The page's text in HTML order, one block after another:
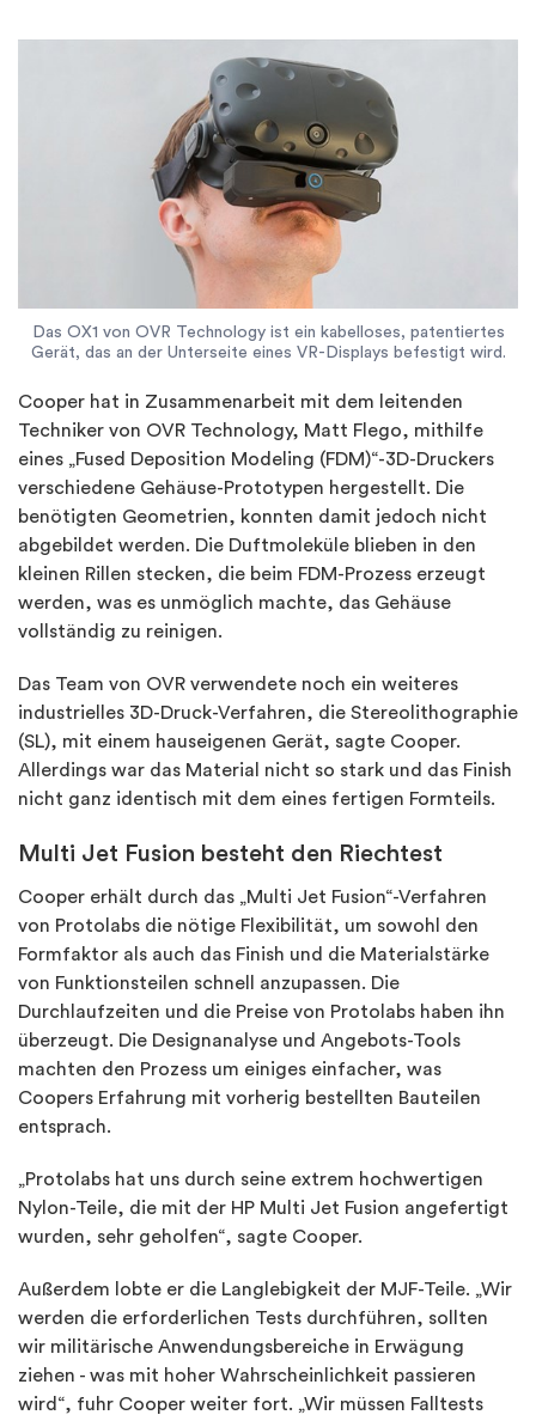
Das OX1 von OVR Technology ist ein kabelloses, patentiertes
Gerät, das an der Unterseite eines VR-Displays befestigt wird.
Cooper hat in Zusammenarbeit mit dem leitenden
Techniker von OVR Technology, Matt Flego, mithilfe
eines „Fused Deposition Modeling (FDM)“-3D-Druckers
verschiedene Gehäuse-Prototypen hergestellt. Die
benötigten Geometrien, konnten damit jedoch nicht
abgebildet werden. Die Duftmoleküle blieben in den
kleinen Rillen stecken, die beim FDM-Prozess erzeugt
werden, was es unmöglich machte, das Gehäuse
vollständig zu reinigen.
Das Team von OVR verwendete noch ein weiteres
industrielles 3D-Druck-Verfahren, die Stereolithographie
(SL), mit einem hauseigenen Gerät, sagte Cooper.
Allerdings war das Material nicht so stark und das Finish
nicht ganz identisch mit dem eines fertigen Formteils.
Multi Jet Fusion besteht den Riechtest
Cooper erhält durch das „Multi Jet Fusion“-Verfahren
von Protolabs die nötige Flexibilität, um sowohl den
Formfaktor als auch das Finish und die Materialstärke
von Funktionsteilen schnell anzupassen. Die
Durchlaufzeiten und die Preise von Protolabs haben ihn
überzeugt. Die Designanalyse und Angebots-Tools
machten den Prozess um einiges einfacher, was
Coopers Erfahrung mit vorherig bestellten Bauteilen
entsprach.
„Protolabs hat uns durch seine extrem hochwertigen
Nylon-Teile, die mit der HP Multi Jet Fusion angefertigt
wurden, sehr geholfen“, sagte Cooper.
Außerdem lobte er die Langlebigkeit der MJF-Teile. „Wir
werden die erforderlichen Tests durchführen, sollten
wir militärische Anwendungsbereiche in Erwägung
ziehen - was mit hoher Wahrscheinlichkeit passieren
wird“, fuhr Cooper weiter fort. „Wir müssen Falltests